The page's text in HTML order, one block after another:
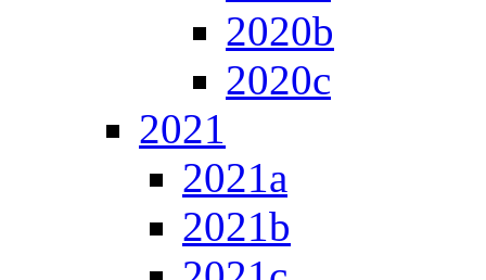
2020b
2020c
2021
2021a
2021b